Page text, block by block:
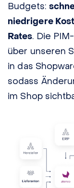
Budgets:
niedrigere
Rates. Die
über unseren
in das
sodass
im Shop